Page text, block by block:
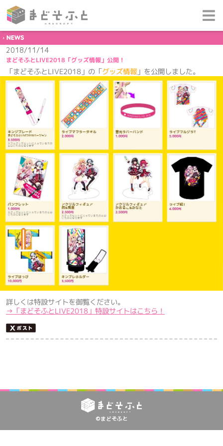
NEWS
2018/11/14
まどそふとLIVE2018「グッズ情報」公開！
「まどそふとLIVE2018」の「グッズ情報 」を公開しました。
詳しくは特設サイトを御覧ください。
→「まどそふとLIVE2018」特設サイトはこちら！
©まどそふと